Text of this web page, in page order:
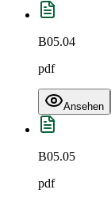
B05.04
pdf
Ansehen
B05.05
pdf